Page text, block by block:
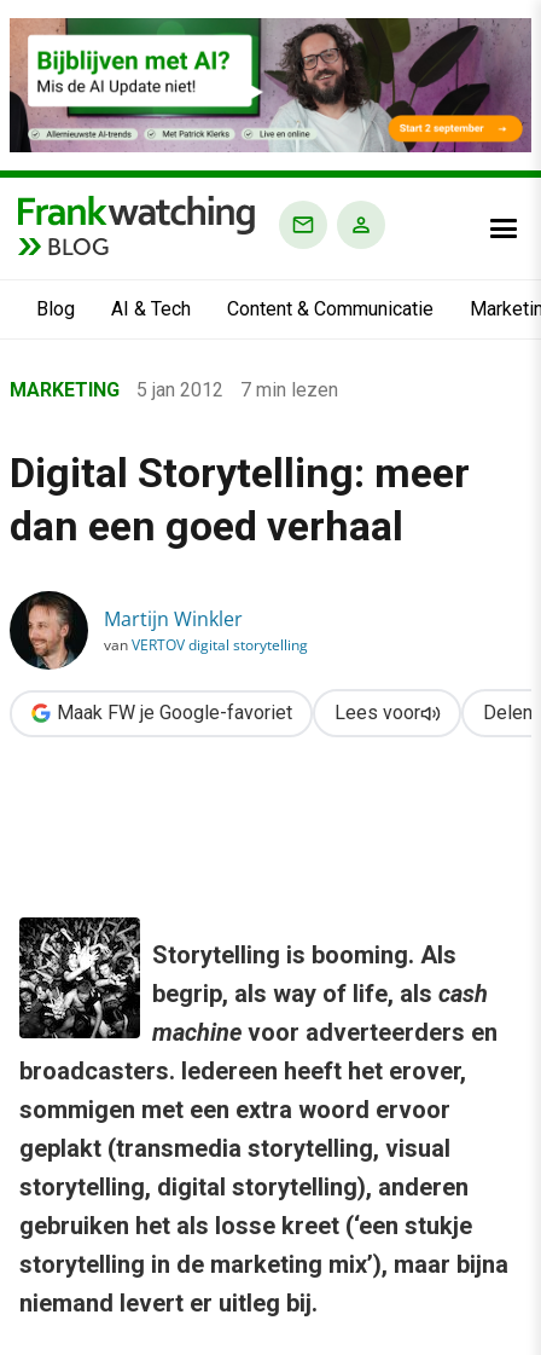
BLOG
Blog AI & Tech Content & Communicatie
›
›
Marketing
Digital Storytelling: meer dan een goed verhaal
MARKETING 5 jan 2012 7 min lezen
Digital Storytelling: meer
dan een goed verhaal
Martijn Winkler
vanVERTOV digital storytelling
Maak FW je Google-favoriet Lees voor Delen
Storytelling is booming. Als
begrip, als way of life, als cash
machine voor adverteerders en
broadcasters. Iedereen heeft het erover,
sommigen met een extra woord ervoor
geplakt (transmedia storytelling, visual
storytelling, digital storytelling), anderen
gebruiken het als losse kreet (‘een stukje
storytelling in de marketing mix’), maar bijna
niemand levert er uitleg bij.